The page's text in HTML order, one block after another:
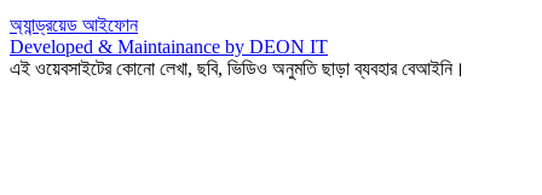
অ্যান্ড্রয়েড আইফোন
Developed & Maintainance by DEON IT
এই ওয়েবসাইটের কোনো লেখা, ছবি, ভিডিও অনুমতি ছাড়া ব্যবহার বেআইনি।